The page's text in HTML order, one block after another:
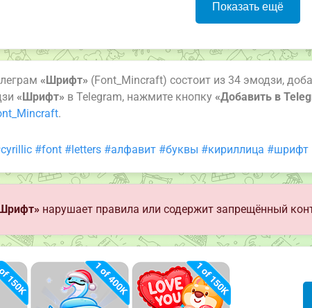
Показать ещё
«Шрифт» (Font_Mincraft) состоит из 34 эмодзи,
«Шрифт» в Telegram, нажмите кнопку «Добавить в
.
#font #letters #алфавит #буквы #кириллица #шрифт
нарушает правила или содержит запрещённый